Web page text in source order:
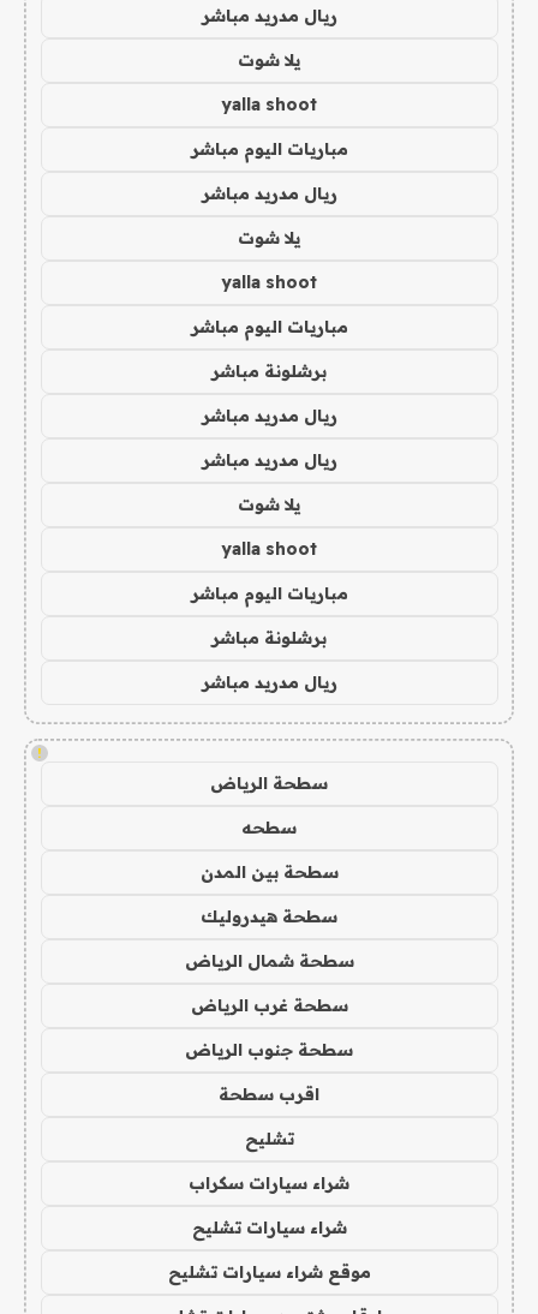
ريال مدريد مباشر
يلا شوت
yalla shoot
مباريات اليوم مباشر
ريال مدريد مباشر
يلا شوت
yalla shoot
مباريات اليوم مباشر
برشلونة مباشر
ريال مدريد مباشر
ريال مدريد مباشر
يلا شوت
yalla shoot
مباريات اليوم مباشر
برشلونة مباشر
ريال مدريد مباشر
!
سطحة الرياض
سطحه
سطحة بين المدن
سطحة هيدروليك
سطحة شمال الرياض
سطحة غرب الرياض
سطحة جنوب الرياض
اقرب سطحة
تشليح
شراء سيارات سكراب
شراء سيارات تشليح
موقع شراء سيارات تشليح